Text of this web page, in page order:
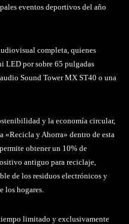
eventos deportivos del año
completa, quienes
LED por sobre 65 pulgadas
Sound Tower MX ST40 o una
y la economía circular,
«Recicla y Ahorra» dentro de esta
obtener un 10% de
antiguo para reciclaje,
de los residuos electrónicos y
hogares.
limitado y exclusivamente